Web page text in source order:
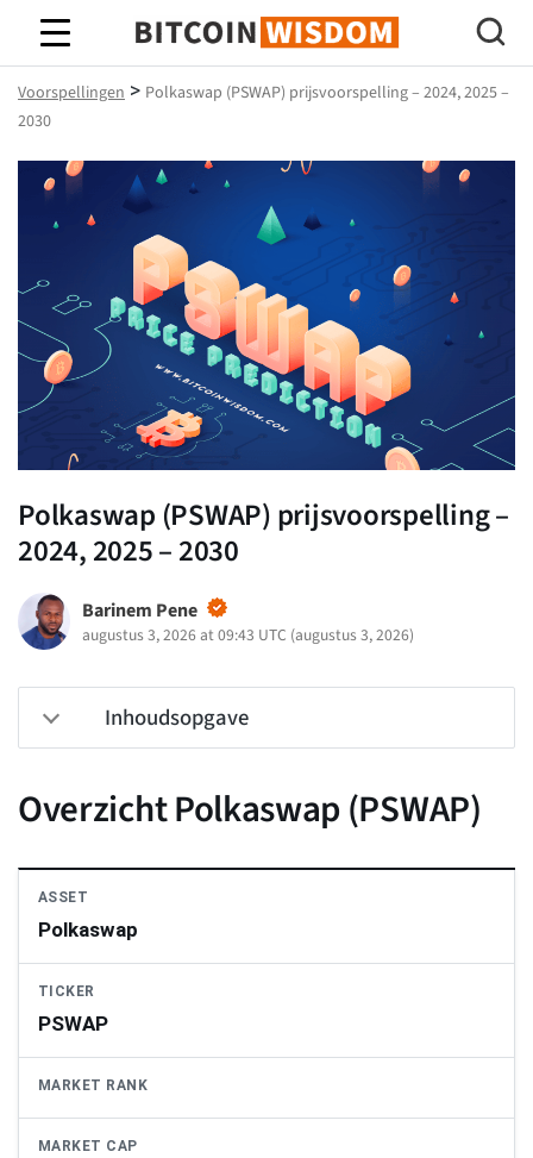
Bitcoin-wijsheid
Voorspellingen > Polkaswap (PSWAP) prijsvoorspelling – 2024, 2025 –
2030
Polkaswap (PSWAP) prijsvoorspelling –
2024, 2025 – 2030
Barinem Pene
augustus 3, 2026 at 09:43 UTC (augustus 3, 2026)
Inhoudsopgave
Overzicht Polkaswap (PSWAP)
ASSET
Polkaswap
TICKER
PSWAP
MARKET RANK
MARKET CAP